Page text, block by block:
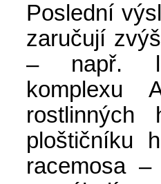
Poslední
zaručují
– např.
rostlinných
ploštičníku
racemosa